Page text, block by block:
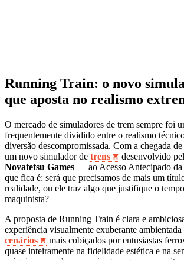
Running Train: o novo
que aposta no realismo
O mercado de simuladores de trem sempre foi
frequentemente dividido entre o realismo
diversão descompromissada. Com a chegada de
um novo simulador de trens
desenvolvido
Novatetsu Games — ao Acesso Antecipado da
que fica é: será que precisamos de mais um
realidade, ou ele traz algo que justifique o
maquinista?
A proposta de Running Train é clara e
experiência visualmente exuberante
cenários
mais cobiçados por entusiastas
quase inteiramente na fidelidade estética e na